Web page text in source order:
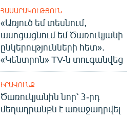
ՀԱՍԱՐԱԿՈՒԹՅՈՒՆ
«Առյուծ եմ տեսնում,
ասոցացնում եմ Ծառուկյանի
ընկերությունների հետ».
«Կենտրոն» TV-ն տուգանվեց
ԻՐԱՎՈՒՆՔ
Ծառուկյանին նոր՝ 3-րդ
մեղադրանքն է առաջադրվել